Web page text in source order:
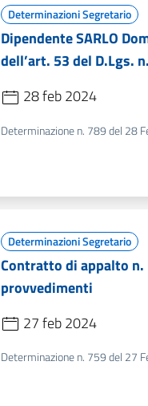
Determinazioni Segretario
Dipendente SARLO
dell’art. 53 del D.Lgs.
28 feb 2024
Determinazione n. 789 del 28
Determinazioni Segretario
Contratto di appalto
provvedimenti
27 feb 2024
Determinazione n. 759 del 27